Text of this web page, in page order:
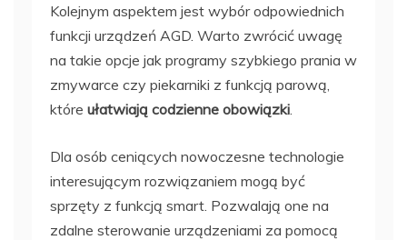
Kolejnym aspektem jest wybór odpowiednich
funkcji urządzeń AGD. Warto zwrócić uwagę
na takie opcje jak programy szybkiego prania w
zmywarce czy piekarniki z funkcją parową,
które ułatwiają codzienne obowiązki
Dla osób ceniących nowoczesne technologie
interesującym rozwiązaniem mogą być
sprzęty z funkcją smart. Pozwalają one na
zdalne sterowanie urządzeniami za pomocą